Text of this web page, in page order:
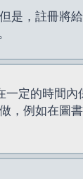
，註冊將
定的時間
，例如在